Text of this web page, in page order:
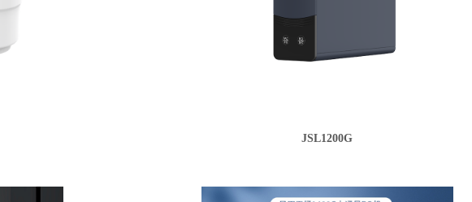
JSL1200G